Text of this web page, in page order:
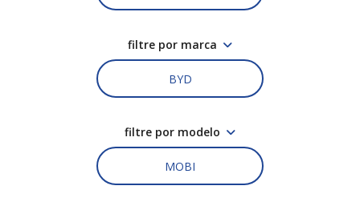
filtre por marca
BYD
filtre por modelo
MOBI